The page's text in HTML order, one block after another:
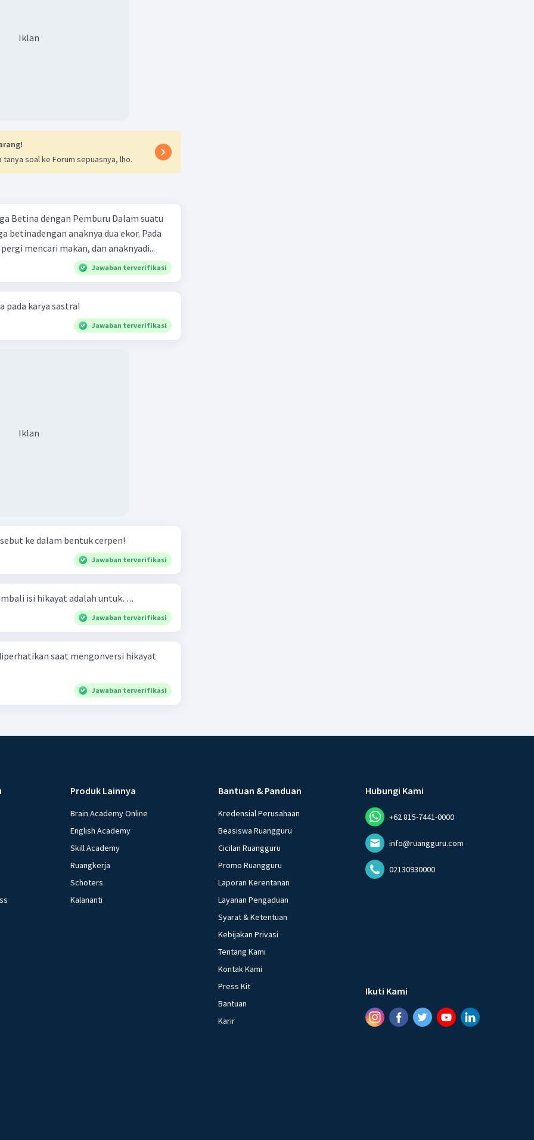
Iklan
tanya soal ke Forum sepuasnya, lho.
betinadengan anaknya dua ekor. Pada
mencari makan, dan anaknyadi...
Jawaban terverifikasi
pada karya sastra!
Jawaban terverifikasi
Iklan
ke dalam bentuk cerpen!
Jawaban terverifikasi
isi hikayat adalah untuk….
Jawaban terverifikasi
saat mengonversi hikayat
Jawaban terverifikasi
Produk Lainnya
Brain Academy Online
English Academy
Skill Academy
Ruangkerja
Schoters
Kalananti
Bantuan & Panduan
Kredensial Perusahaan
Beasiswa Ruangguru
Cicilan Ruangguru
Promo Ruangguru
Laporan Kerentanan
Layanan Pengaduan
Syarat & Ketentuan
Kebijakan Privasi
Tentang Kami
Kontak Kami
Press Kit
Bantuan
Karir
Hubungi Kami
+62 815-7441-0000
info@ruangguru.com
02130930000
Ikuti Kami